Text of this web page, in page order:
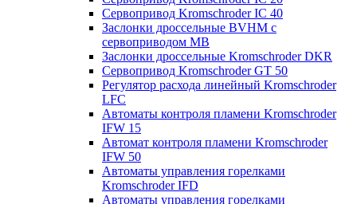
Сервопривод Kromschroder IC 40
Заслонки дроссельные BVHM с
сервоприводом МВ
Заслонки дроссельные Kromschroder DKR
Cервопривод Kromschroder GT 50
Регулятор расхода линейный Kromschroder
LFC
Автоматы контроля пламени Kromschroder
IFW 15
Автомат контроля пламени Kromschroder
IFW 50
Автоматы управления горелками
Kromschroder IFD
Автоматы управления горелками